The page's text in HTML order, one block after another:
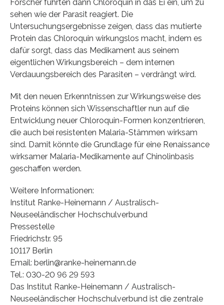
Forscher führten dann Chloroquin in das Ei ein, um zu
sehen wie der Parasit reagiert. Die
Untersuchungsergebnisse zeigen, dass das mutierte
Protein das Chloroquin wirkungslos macht, indem es
dafür sorgt, dass das Medikament aus seinem
eigentlichen Wirkungsbereich – dem internen
Verdauungsbereich des Parasiten – verdrängt wird.
Mit den neuen Erkenntnissen zur Wirkungsweise des
Proteins können sich Wissenschaftler nun auf die
Entwicklung neuer Chloroquin-Formen konzentrieren,
die auch bei resistenten Malaria-Stämmen wirksam
sind. Damit könnte die Grundlage für eine Renaissance
wirksamer Malaria-Medikamente auf Chinolinbasis
geschaffen werden.
Weitere Informationen:
Institut Ranke-Heinemann / Australisch-
Neuseeländischer Hochschulverbund
Pressestelle
Friedrichstr. 95
10117 Berlin
Email: berlin@ranke-heinemann.de
Tel.: 030-20 96 29 593
Das Institut Ranke-Heinemann / Australisch-
Neuseeländischer Hochschulverbund ist die zentrale